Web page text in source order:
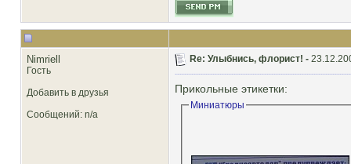
Nimriell
Гость
Добавить в друзья
Сообщений: n/a
Re: Улыбнись, флорист! -
Прикольные этикетки:
Миниатюры